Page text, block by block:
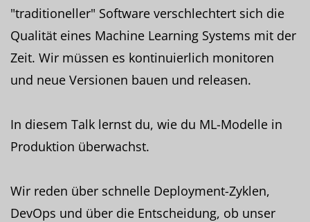
"traditioneller" Software verschlechtert sich die
Qualität eines Machine Learning Systems mit der
Zeit. Wir müssen es kontinuierlich monitoren
und neue Versionen bauen und releasen.
In diesem Talk lernst du, wie du ML-Modelle in
Produktion überwachst.
Wir reden über schnelle Deployment-Zyklen,
DevOps und über die Entscheidung, ob unser